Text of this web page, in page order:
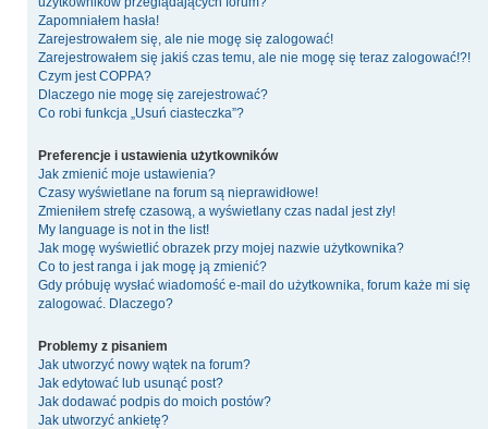
Zapomniałem hasła!
Zarejestrowałem się, ale nie mogę się zalogować!
Zarejestrowałem się jakiś czas temu, ale nie mogę się teraz zalogować!?!
Czym jest COPPA?
Dlaczego nie mogę się zarejestrować?
Co robi funkcja „Usuń ciasteczka”?
Preferencje i ustawienia użytkowników
Jak zmienić moje ustawienia?
Czasy wyświetlane na forum są nieprawidłowe!
Zmieniłem strefę czasową, a wyświetlany czas nadal jest zły!
My language is not in the list!
Jak mogę wyświetlić obrazek przy mojej nazwie użytkownika?
Co to jest ranga i jak mogę ją zmienić?
Gdy próbuję wysłać wiadomość e-mail do użytkownika, forum każe mi się
zalogować. Dlaczego?
Problemy z pisaniem
Jak utworzyć nowy wątek na forum?
Jak edytować lub usunąć post?
Jak dodawać podpis do moich postów?
Jak utworzyć ankietę?